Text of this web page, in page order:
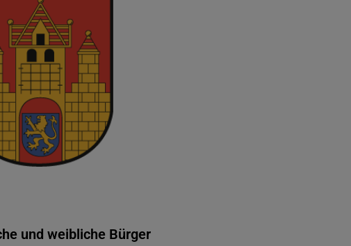
und weibliche Bürger